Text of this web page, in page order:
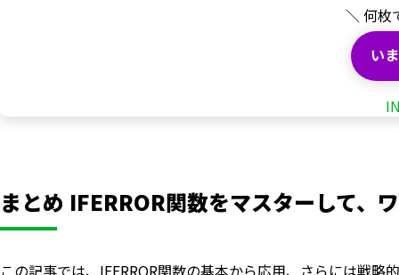
＼ 何枚
い
まとめ IFERROR関数をマスターして、
この記事では、IFERROR関数の基本から応用、さらには戦